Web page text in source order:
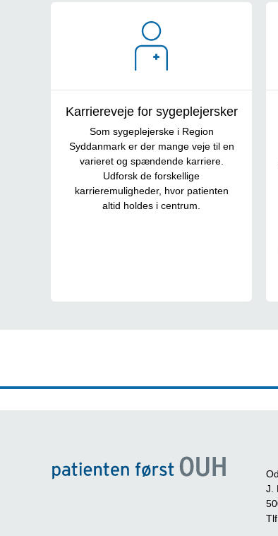
Karriereveje for sygeplejersker
Som sygeplejerske i Region
Syddanmark er der mange veje til en
varieret og spændende karriere.
Udforsk de forskellige
karrieremuligheder, hvor patienten
altid holdes i centrum.
J.